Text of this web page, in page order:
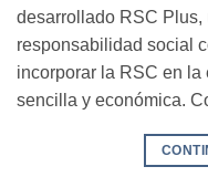
desarrollado RSC
responsabilidad social
incorporar la RSC en la
sencilla y económica.